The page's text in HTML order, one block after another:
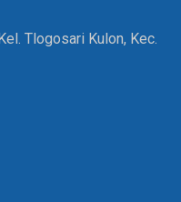
Tlogosari Kulon, Kec.